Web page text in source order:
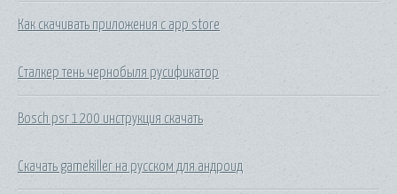
Как скачивать приложения с app store
Сталкер тень чернобыля русификатор
Bosch psr 1200 инструкция скачать
Скачать gamekiller на русском для андроид